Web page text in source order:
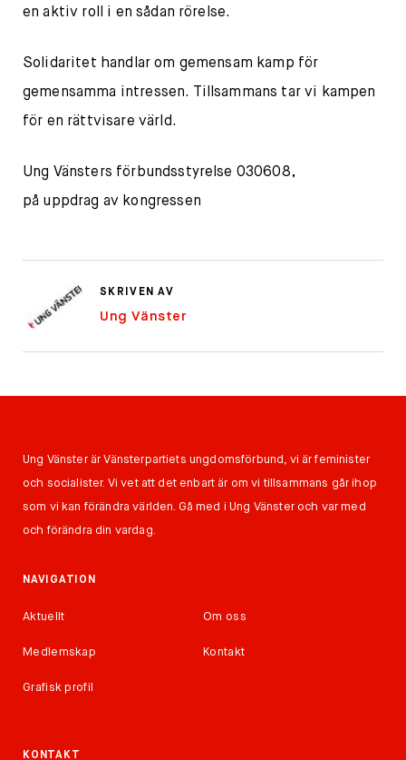
en aktiv roll i en sådan rörelse.
Solidaritet handlar om gemensam kamp för
gemensamma intressen. Tillsammans tar vi kampen
för en rättvisare värld.
Ung Vänsters förbundsstyrelse 030608,
på uppdrag av kongressen
SKRIVEN AV
Ung Vänster
Ung Vänster är Vänsterpartiets ungdomsförbund, vi är feminister
och socialister. Vi vet att det enbart är om vi tillsammans går ihop
som vi kan förändra världen. Gå med i Ung Vänster och var med
och förändra din vardag.
NAVIGATION
Aktuellt Om oss
Medlemskap Kontakt
Grafisk profil
KONTAKT